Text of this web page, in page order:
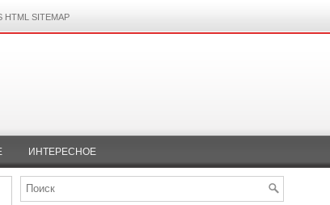
HTML SITEMAP
ИНТЕРЕСНОЕ